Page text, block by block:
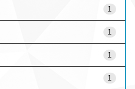
1
1
1
1